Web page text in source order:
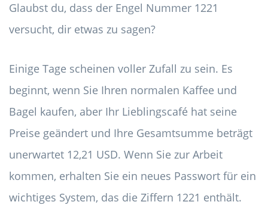
Glaubst du, dass der Engel Nummer 1221
versucht, dir etwas zu sagen?
Einige Tage scheinen voller Zufall zu sein. Es
beginnt, wenn Sie Ihren normalen Kaffee und
Bagel kaufen, aber Ihr Lieblingscafé hat seine
Preise geändert und Ihre Gesamtsumme beträgt
unerwartet 12,21 USD. Wenn Sie zur Arbeit
kommen, erhalten Sie ein neues Passwort für ein
wichtiges System, das die Ziffern 1221 enthält.